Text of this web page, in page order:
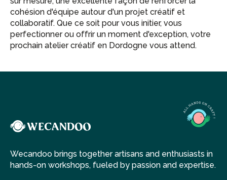
cohésion d'équipe autour d'un projet créatif et
collaboratif. Que ce soit pour vous initier, vous
perfectionner ou offrir un moment d'exception, votre
prochain atelier créatif en Dordogne vous attend.
Wecandoo brings together artisans and enthusiasts in
hands-on workshops, fueled by passion and expertise.